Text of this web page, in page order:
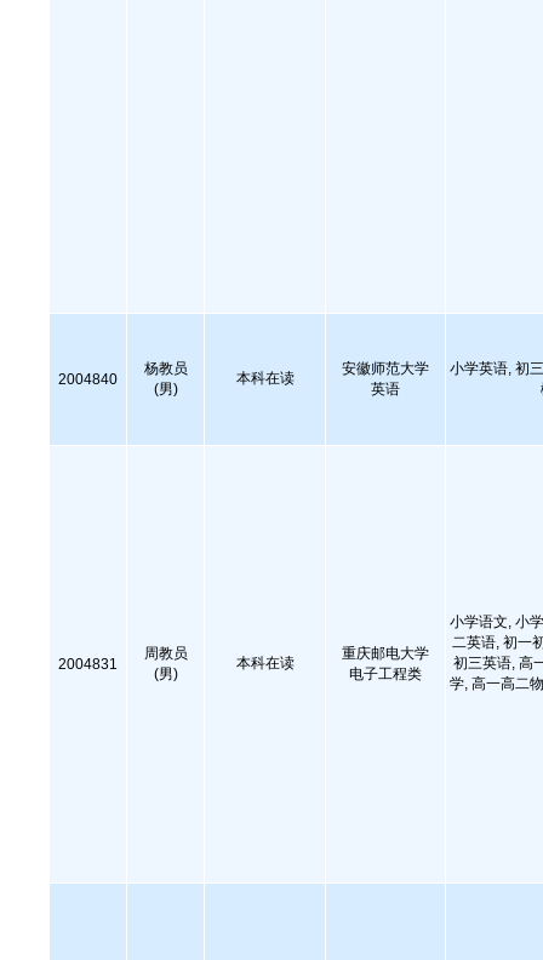
2004840
杨教员
(男)
本科在读
安徽师范大学
英语
小学英语, 初
2004831
周教员
(男)
本科在读
重庆邮电大学
电子工程类
小学语文, 小
二英语, 初一
初三英语, 高
学, 高一高二